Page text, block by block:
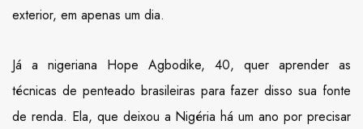
exterior, em apenas um dia.
Já a nigeriana Hope Agbodike, 40, quer aprender as
técnicas de penteado brasileiras para fazer disso sua fonte
de renda. Ela, que deixou a Nigéria há um ano por precisar